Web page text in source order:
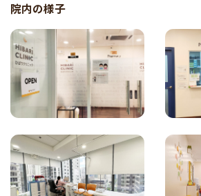
院内の様子